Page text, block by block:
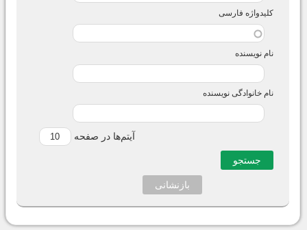
کلیدواژه فارسی
نام نویسنده
نام خانوادگی نویسنده
آیتم‌ها در صفحه